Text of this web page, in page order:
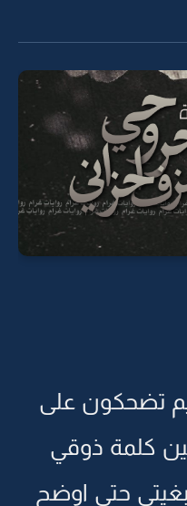
تضحكون على
كلمة ذوقي
بغيتي حتى اوضح